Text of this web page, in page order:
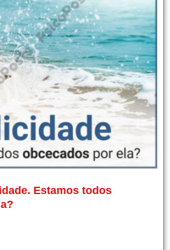
Estamos todos